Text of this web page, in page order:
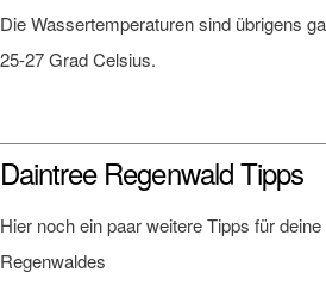
Die Wassertemperaturen sind übrigens
25-27 Grad Celsius.
Daintree Regenwald Tipps
Hier noch ein paar weitere Tipps für
Regenwaldes